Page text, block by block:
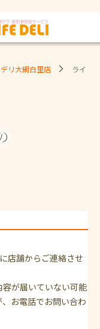
リ大網白里店
ライ
店舗からご連絡させ
が届いていない可能
お電話でお問い合わ